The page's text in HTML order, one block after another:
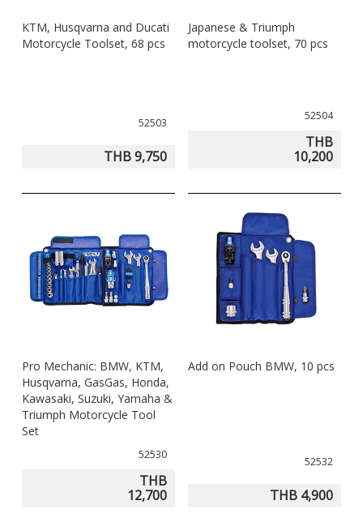
KTM, Husqvarna and Ducati
Motorcycle Toolset, 68 pcs
52503
THB 9,750
Japanese & Triumph
motorcycle toolset, 70 pcs
52504
THB
10,200
Pro Mechanic: BMW, KTM,
Husqvarna, GasGas, Honda,
Kawasaki, Suzuki, Yamaha &
Triumph Motorcycle Tool
Set
52530
THB
12,700
Add on Pouch BMW, 10 pcs
52532
THB 4,900